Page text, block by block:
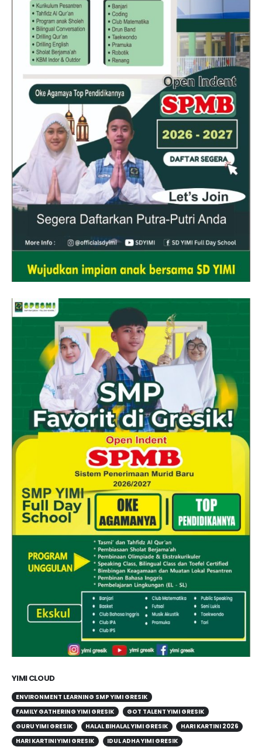
YIMI CLOUD
ENVIRONMENT LEARNING SMP YIMI GRESIK
FAMILY GATHERING YIMI GRESIK
GOT TALENT YIMI GRESIK
GURU YIMI GRESIK
HALAL BIHALAL YIMI GRESIK
HARI KARTINI 2026
HARI KARTINI YIMI GRESIK
IDUL ADHA YIMI GRESIK